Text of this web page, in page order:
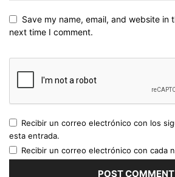
Save my name, email, and website in
next time I comment.
Recibir un correo electrónico con los
esta entrada.
Recibir un correo electrónico con cada